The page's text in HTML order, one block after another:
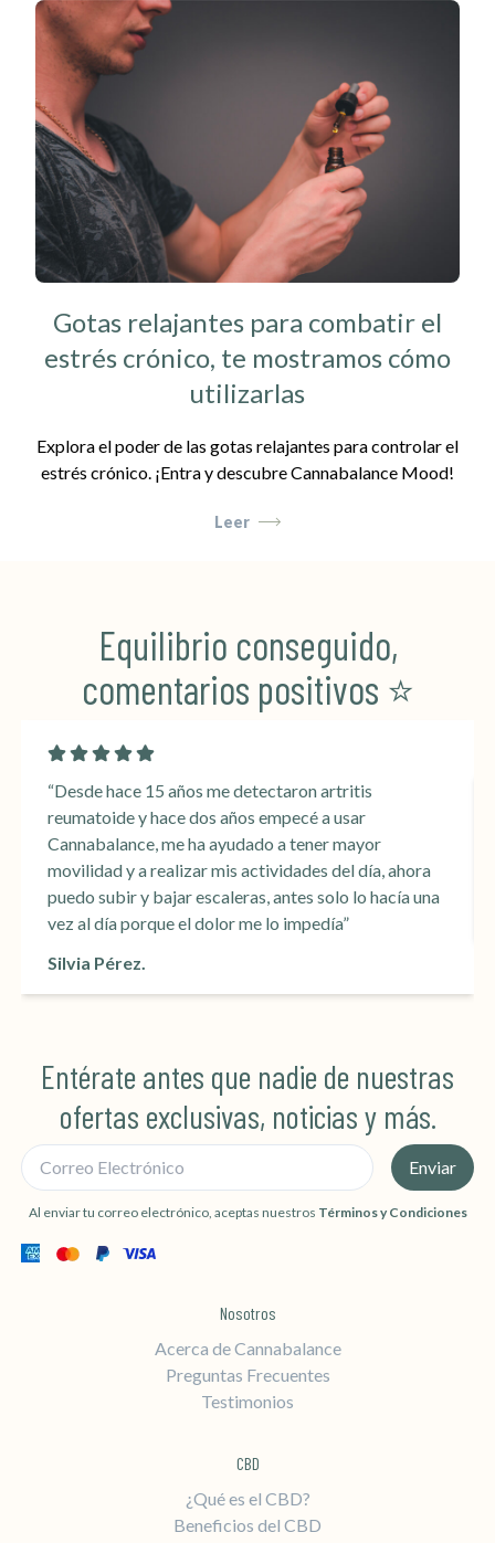
Gotas relajantes para combatir el
estrés crónico, te mostramos cómo
utilizarlas
Explora el poder de las gotas relajantes para controlar el
estrés crónico. ¡Entra y descubre Cannabalance Mood!
Leer
Equilibrio conseguido,
comentarios positivos ⭐️
“Desde hace 15 años me detectaron artritis
reumatoide y hace dos años empecé a usar
Cannabalance, me ha ayudado a tener mayor
movilidad y a realizar mis actividades del día, ahora
puedo subir y bajar escaleras, antes solo lo hacía una
vez al día porque el dolor me lo impedía”
Silvia Pérez.
Entérate antes que nadie de nuestras
ofertas exclusivas, noticias y más.
Correo Electrónico
Enviar
Al enviar tu correo electrónico, aceptas nuestros Términos y Condiciones
Nosotros
Acerca de Cannabalance
Preguntas Frecuentes
Testimonios
CBD
¿Qué es el CBD?
Beneficios del CBD